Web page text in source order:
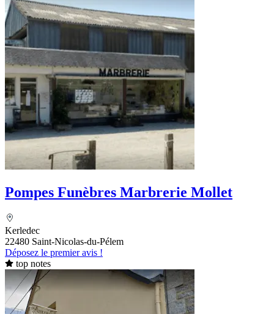
Pompes Funèbres Marbrerie Mollet
Kerledec
22480 Saint-Nicolas-du-Pélem
Déposez le premier avis !
top notes